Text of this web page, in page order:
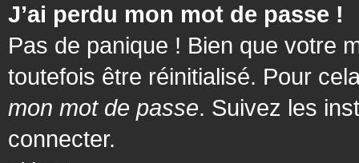
J’ai perdu mon mot de passe !
Pas de panique ! Bien que votre
toutefois être réinitialisé. Pour
mon mot de passe. Suivez les
connecter.